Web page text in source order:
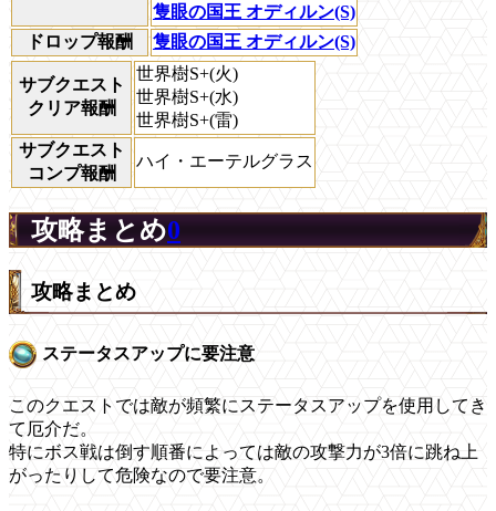
隻眼の国王 オディルン(S)
ドロップ報酬
隻眼の国王 オディルン(S)
サブクエスト
クリア報酬
世界樹S+(火)
世界樹S+(水)
世界樹S+(雷)
サブクエスト
コンプ報酬
ハイ・エーテルグラス
攻略まとめ0
攻略まとめ
ステータスアップに要注意
このクエストでは敵が頻繁にステータスアップを使用してき
て厄介だ。
特にボス戦は倒す順番によっては敵の攻撃力が3倍に跳ね上
がったりして危険なので要注意。